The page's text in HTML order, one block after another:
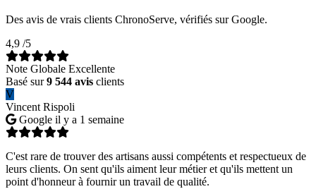
Des avis de vrais clients ChronoServe, vérifiés sur Google.
4,9 /5
Note Globale Excellente
Basé sur9 544 avis clients
V
Vincent Rispoli
Google il y a 1 semaine
C'est rare de trouver des artisans aussi compétents et respectueux de
leurs clients. On sent qu'ils aiment leur métier et qu'ils mettent un
point d'honneur à fournir un travail de qualité.